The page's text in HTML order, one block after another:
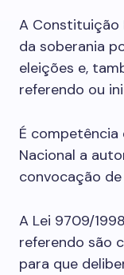
A Constituição
da soberania
eleições e,
referendo ou
É competência
Nacional a
convocação
A Lei 9709/
referendo são
para que